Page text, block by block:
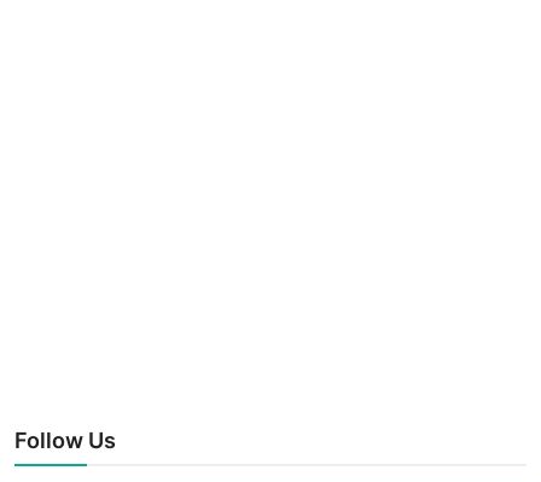
Follow Us